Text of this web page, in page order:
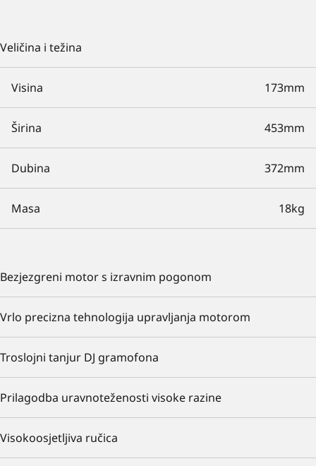
Veličina i težina
Visina 173mm
Širina 453mm
Dubina 372mm
Masa 18kg
Bezjezgreni motor s izravnim pogonom
Vrlo precizna tehnologija upravljanja motorom
Troslojni tanjur DJ gramofona
Prilagodba uravnoteženosti visoke razine
Visokoosjetljiva ručica